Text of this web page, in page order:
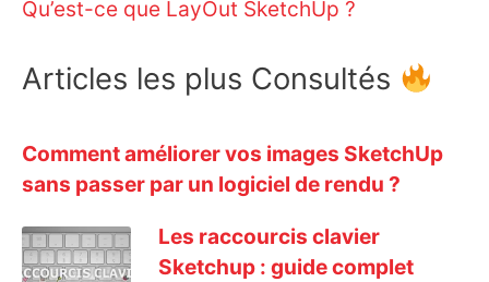
Qu’est-ce que LayOut SketchUp ?
Articles les plus Consultés
Comment améliorer vos images SketchUp
sans passer par un logiciel de rendu ?
Les raccourcis clavier
Sketchup : guide complet